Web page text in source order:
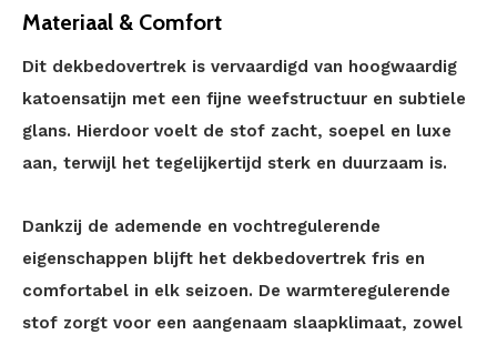
Materiaal & Comfort
Dit dekbedovertrek is vervaardigd van hoogwaardig
katoensatijn met een fijne weefstructuur en subtiele
glans. Hierdoor voelt de stof zacht, soepel en luxe
aan, terwijl het tegelijkertijd sterk en duurzaam is.
Dankzij de ademende en vochtregulerende
eigenschappen blijft het dekbedovertrek fris en
comfortabel in elk seizoen. De warmteregulerende
stof zorgt voor een aangenaam slaapklimaat, zowel